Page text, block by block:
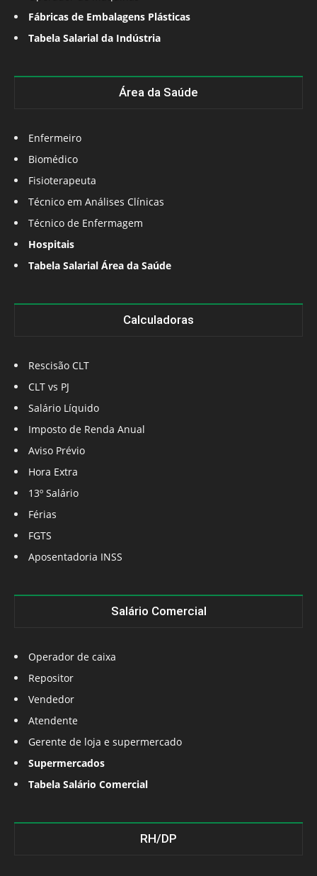
Fábricas de Embalagens Plásticas
Tabela Salarial da Indústria
Área da Saúde
Enfermeiro
Biomédico
Fisioterapeuta
Técnico em Análises Clínicas
Técnico de Enfermagem
Hospitais
Tabela Salarial Área da Saúde
Calculadoras
Rescisão CLT
CLT vs PJ
Salário Líquido
Imposto de Renda Anual
Aviso Prévio
Hora Extra
13º Salário
Férias
FGTS
Aposentadoria INSS
Salário Comercial
Operador de caixa
Repositor
Vendedor
Atendente
Gerente de loja e supermercado
Supermercados
Tabela Salário Comercial
RH/DP